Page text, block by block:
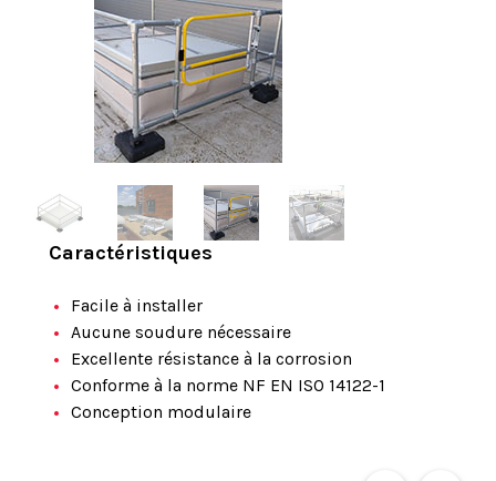
Caractéristiques
Facile à installer
Aucune soudure nécessaire
Excellente résistance à la corrosion
Conforme à la norme NF EN ISO 14122-1
Conception modulaire